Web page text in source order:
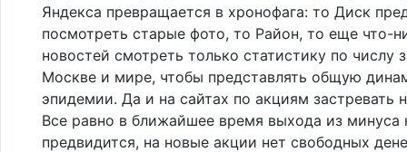
Яндекса превращается в хронофага: то Диск
посмотреть старые фото, то Район, то еще что-
новостей смотреть только статистику по числу
Москве и мире, чтобы представлять общую
эпидемии. Да и на сайтах по акциям застревать
Все равно в ближайшее время выхода из минуса
предвидится, на новые акции нет свободных